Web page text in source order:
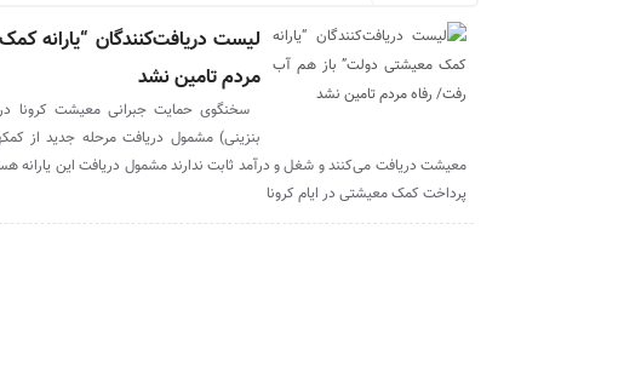
لیست دریافت‌کنندگان “یارانه
مردم تامین نشد
سخنگوی حمایت جبرانی معیشت کرونا
بنزینی) مشمول دریافت مرحله جدید از
معیشت دریافت می‌کنند و شغل و درآمد ثابت ندارند مشمول دریافت این یارانه
پرداخت کمک معیشتی در ایام کرونا